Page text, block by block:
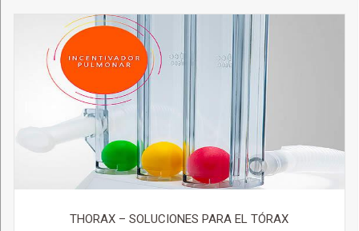
THORAX – SOLUCIONES PARA EL TÓRAX